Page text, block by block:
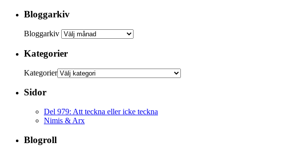
Bloggarkiv
Bloggarkiv
Kategorier
Kategorier
Sidor
Del 979: Att teckna eller icke teckna
Nimis & Arx
Blogroll